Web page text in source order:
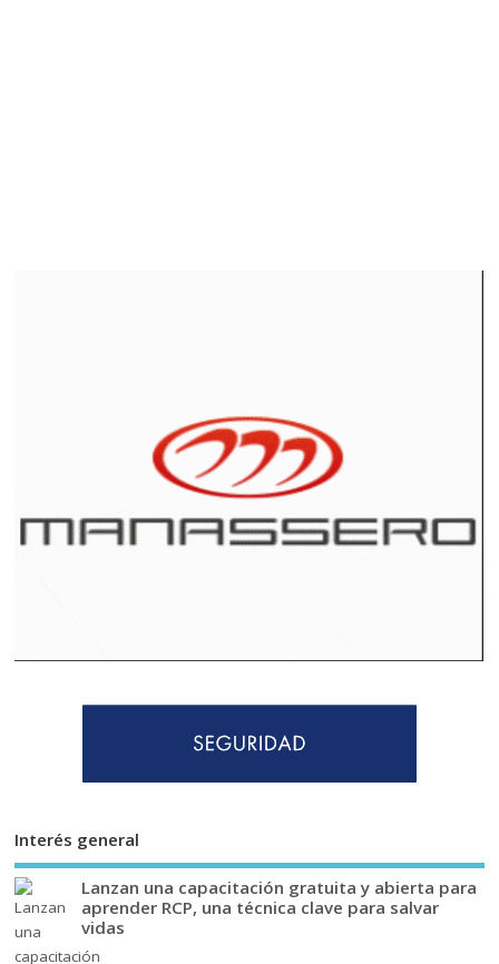
Interés general
Lanzan una capacitación gratuita y abierta para
aprender RCP, una técnica clave para salvar
vidas